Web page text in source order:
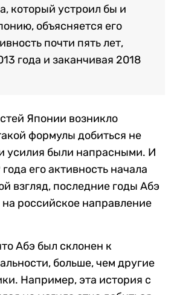
который устроил бы и
объясняется его
почти пять лет,
года и заканчивая 2018
Японии возникло
формулы добиться не
усилия были напрасными. И
его активность начала
взгляд, последние годы Абэ
на российское направление
Абэ был склонен к
больше, чем другие
Например, эта история с